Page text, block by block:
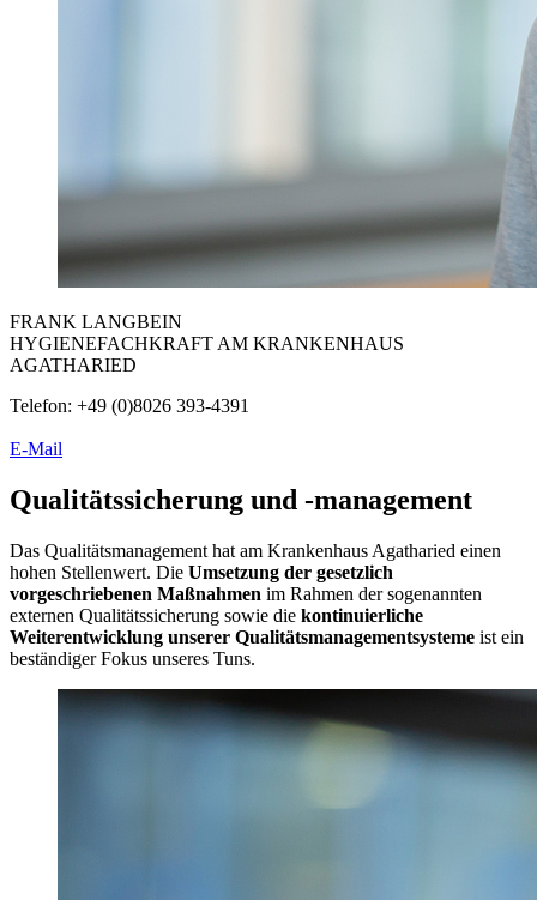
FRANK LANGBEIN
HYGIENEFACHKRAFT AM KRANKENHAUS
AGATHARIED
Telefon: +49 (0)8026 393-4391
E-Mail
Qualitätssicherung und -management
Das Qualitätsmanagement hat am Krankenhaus Agatharied einen
hohen Stellenwert. Die Umsetzung der gesetzlich
vorgeschriebenen Maßnahmen im Rahmen der sogenannten
externen Qualitätssicherung sowie die kontinuierliche
Weiterentwicklung unserer Qualitätsmanagementsysteme ist ein
beständiger Fokus unseres Tuns.